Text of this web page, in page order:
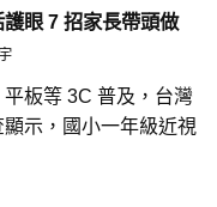
眼 7 招家長帶頭做
板等 3C 普及，台灣
示，國小一年級近視